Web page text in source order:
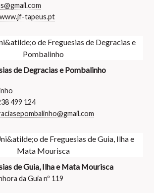
tapeus.pt
de Degracias e Pombalinho
499 124
de Guia, Ilha e Mata Mourisca
da Guia nº 119